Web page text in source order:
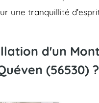
une tranquillité
d'un
(56530) ?